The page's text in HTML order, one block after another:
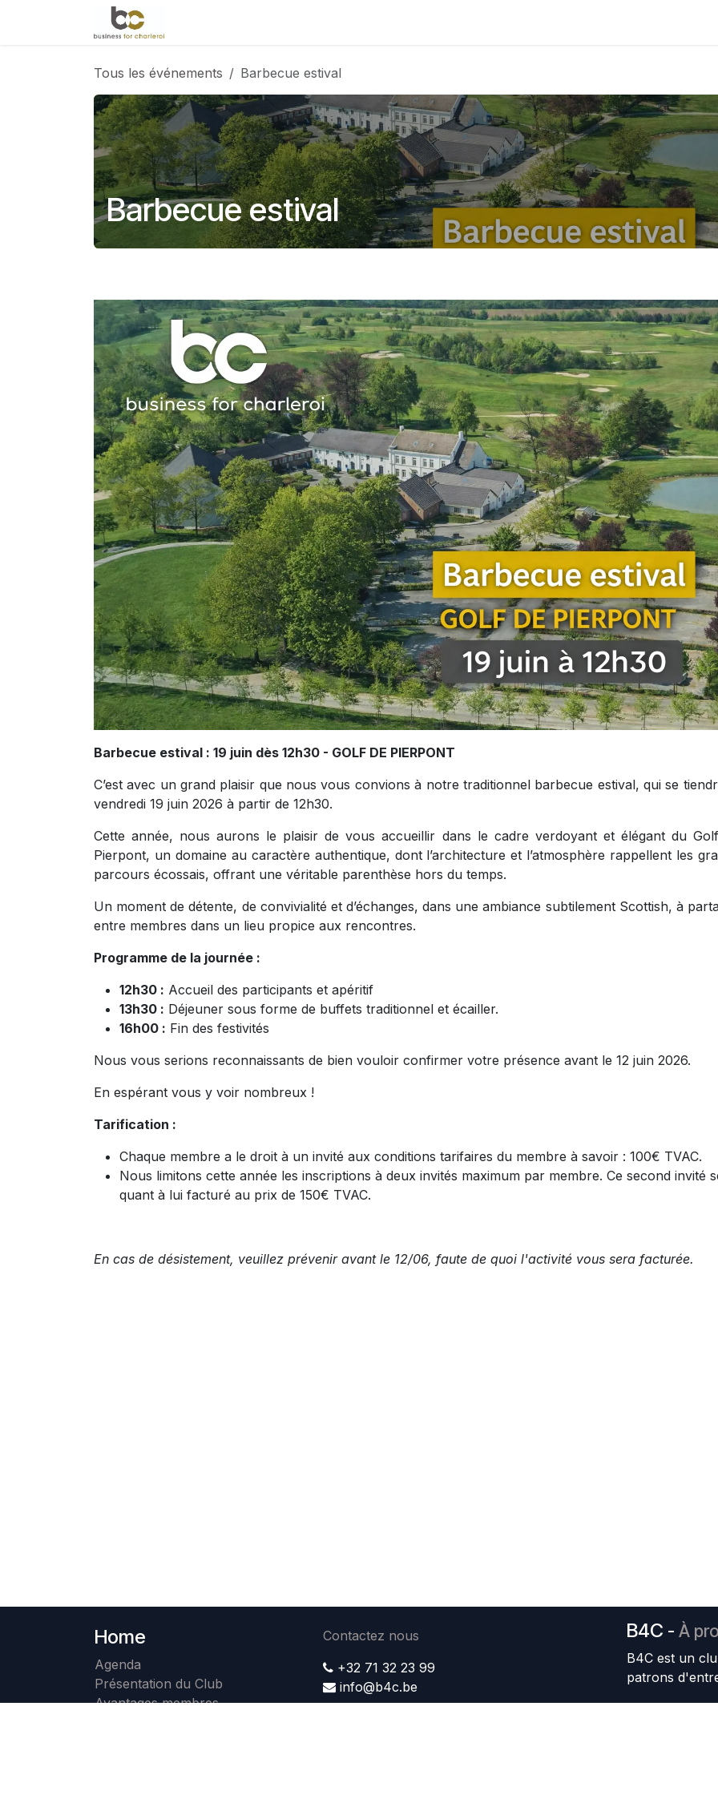
Se rendre au contenu
Tous les événements Barbecue estival
Barbecue estival
Barbecue estival : 19 juin dès 12h30 - GOLF DE PIERPONT
C’est avec un grand plaisir que nous vous convions à notre traditionnel barbecue estival, qui se
vendredi 19 juin 2026 à partir de 12h30.
Cette année, nous aurons le plaisir de vous accueillir dans le cadre verdoyant et élégant du
Pierpont, un domaine au caractère authentique, dont l’architecture et l’atmosphère rappellent les
parcours écossais, offrant une véritable parenthèse hors du temps.
Un moment de détente, de convivialité et d’échanges, dans une ambiance subtilement Scottish, à
entre membres dans un lieu propice aux rencontres.
Programme de la journée :
12h30 : Accueil des participants et apéritif
13h30 : Déjeuner sous forme de buffets traditionnel et écailler.
16h00 : Fin des festivités
Nous vous serions reconnaissants de bien vouloir confirmer votre présence avant le 12 juin 2026.
En espérant vous y voir nombreux !
Tarification :
Chaque membre a le droit à un invité aux conditions tarifaires du membre à savoir : 100€ TVAC.
Nous limitons cette année les inscriptions à deux invités maximum par membre. Ce second invité
quant à lui facturé au prix de 150€ TVAC.
En cas de désistement, veuillez prévenir avant le 12/06, faute de quoi l'activité vous sera facturée.
Home
Agenda
Présentation du Club
Avantages membres
Contactez nous
+32 71 32 23 99
info@b4c.be
B4C - À
B4C est un
patrons